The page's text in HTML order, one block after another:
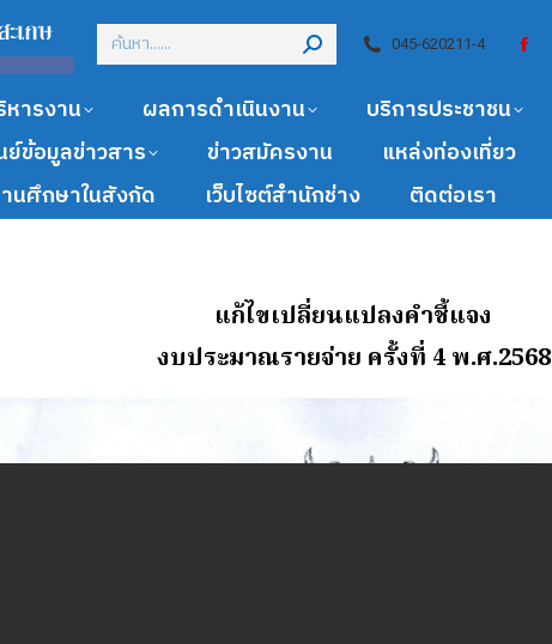
045-620211-4
ารงาน ผลการดำเนินงาน บริการประชาชน
ข้อมูลข่าวสาร ข่าวสมัครงาน แหล่งท่องเที่ยว
นศึกษาในสังกัด เว็บไซต์สำนักช่าง ติดต่อเรา
แก้ไขเปลี่ยนแปลงคำชี้แจง
งบประมาณรายจ่าย ครั้งที่ 4 พ.ศ.2568